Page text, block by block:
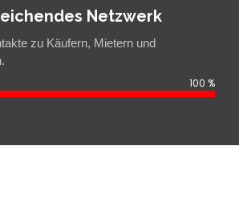
Netzwerk
zu Käufern, Mietern und
100 %